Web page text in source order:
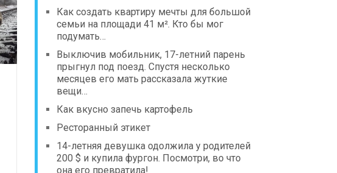
Как создать квартиру мечты для большой
семьи на площади 41 м². Кто бы мог
подумать…
Выключив мобильник, 17-летний парень
прыгнул под поезд. Спустя несколько
месяцев его мать рассказала жуткие
вещи…
Как вкусно запечь картофель
Ресторанный этикет
14-летняя девушка одолжила у родителей
200 $ и купила фургон. Посмотри, во что
она его превратила!